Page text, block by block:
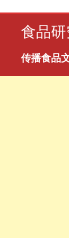
食品研
传播食品